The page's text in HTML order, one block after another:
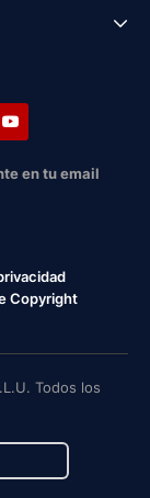
en tu email
Copyright
Todos los